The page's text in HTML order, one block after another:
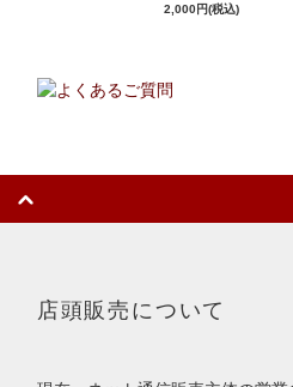
2,000円(税込)
店頭販売について